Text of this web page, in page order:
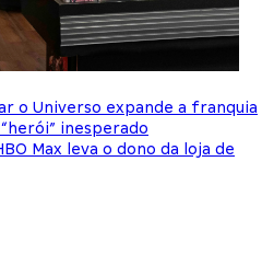
o Universo expande a franquia
inesperado
Max leva o dono da loja de